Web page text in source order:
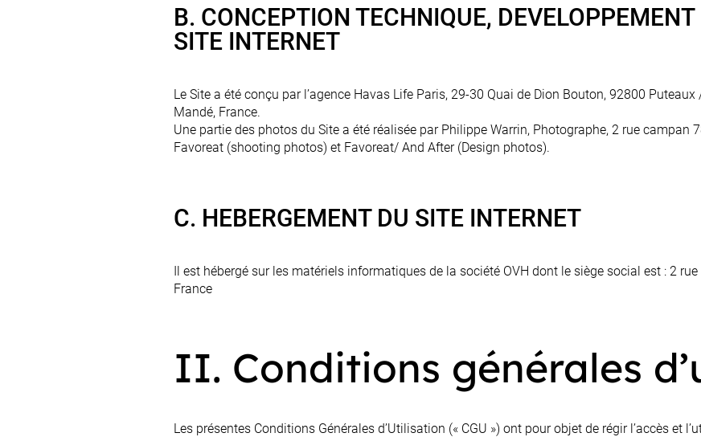
B. CONCEPTION TECHNIQUE,
SITE INTERNET
Le Site a été conçu par l’agence Havas Life Paris, 29-30 Quai de Dion Bouton, 92800
Mandé, France.
Une partie des photos du Site a été réalisée par Philippe Warrin, Photographe, 2 rue campan
Favoreat (shooting photos) et Favoreat/ And After (Design photos).
C. HEBERGEMENT DU SITE INTERNET
Il est hébergé sur les matériels informatiques de la société OVH dont le siège social est : 2
France
II. Conditions générales
Les présentes Conditions Générales d’Utilisation (« CGU ») ont pour objet de régir l’accès et